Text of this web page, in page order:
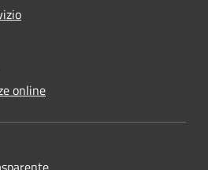
online